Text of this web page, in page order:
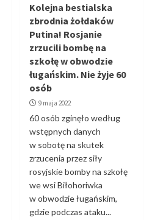
Kolejna bestialska
zbrodnia żołdaków
Putina! Rosjanie
zrzucili bombę na
szkołę w obwodzie
ługańskim. Nie żyje 60
osób
9 maja 2022
60 osób zginęło według
wstępnych danych
w sobotę na skutek
zrzucenia przez siły
rosyjskie bomby na szkołę
we wsi Biłohoriwka
w obwodzie ługańskim,
gdzie podczas ataku...